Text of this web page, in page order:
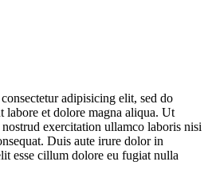
adipisicing elit, sed do
labore et dolore magna aliqua. Ut
exercitation ullamco laboris nisi
Duis aute irure dolor in
esse cillum dolore eu fugiat nulla